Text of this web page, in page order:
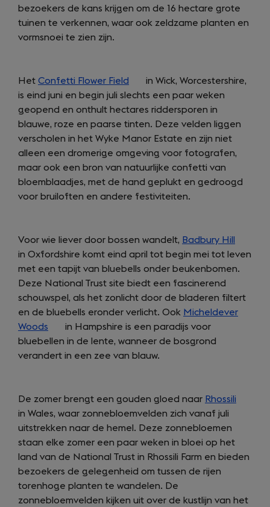
bezoekers de kans krijgen om de 16 hectare grote
tuinen te verkennen, waar ook zeldzame planten en
vormsnoei te zien zijn.
Het Confetti Flower Field
(opens
in
a
new
tab)
in Wick, Worcestershire,
is eind juni en begin juli slechts een paar weken
geopend en onthult hectares riddersporen in
blauwe, roze en paarse tinten. Deze velden liggen
verscholen in het Wyke Manor Estate en zijn niet
alleen een dromerige omgeving voor fotografen,
maar ook een bron van natuurlijke confetti van
bloemblaadjes, met de hand geplukt en gedroogd
voor bruiloften en andere festiviteiten.
Voor wie liever door bossen wandelt, Badbury Hill
in
a
tab)
in Oxfordshire komt eind april tot begin mei tot leven
met een tapijt van bluebells onder beukenbomen.
Deze National Trust site biedt een fascinerend
schouwspel, als het zonlicht door de bladeren filtert
en de bluebells eronder verlicht. Ook Micheldever
Woods (opens
in
a
in Hampshire is een paradijs voor
bluebellen in de lente, wanneer de bosgrond
verandert in een zee van blauw.
De zomer brengt een gouden gloed naar Rhossili
tab)
in Wales, waar zonnebloemvelden zich vanaf juli
uitstrekken naar de hemel. Deze zonnebloemen
staan elke zomer een paar weken in bloei op het
land van de National Trust in Rhossili Farm en bieden
bezoekers de gelegenheid om tussen de rijen
torenhoge planten te wandelen. De
zonnebloemvelden kijken uit over de kustlijn van het